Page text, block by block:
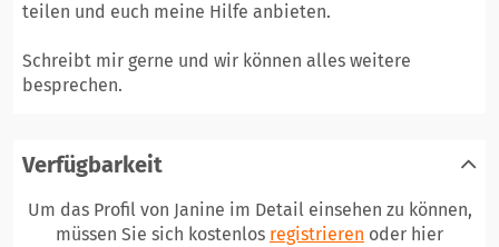
teilen und euch meine Hilfe anbieten.
Schreibt mir gerne und wir können alles weitere
besprechen.
Verfügbarkeit
Um das Profil von Janine im Detail einsehen zu können,
müssen Sie sich kostenlos registrieren oder hier